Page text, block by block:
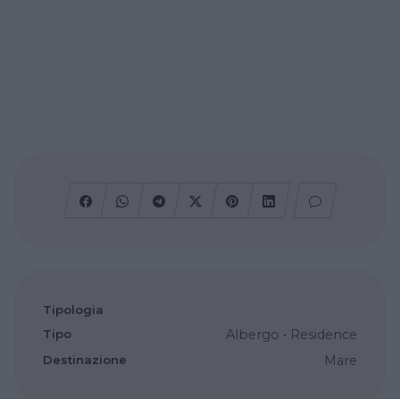
Tipologia
Tipo
Albergo • Residence
Destinazione Mare